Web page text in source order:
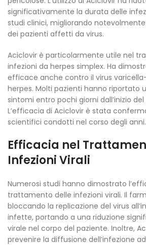
significativamente la durata delle
studi clinici, migliorando
dei pazienti affetti da virus.
Aciclovir è particolarmente utile nel
infezioni da herpes simplex. Ha
efficace anche contro il virus
herpes. Molti pazienti hanno riportato
sintomi entro pochi giorni dall’inizio
L’efficacia di Aciclovir è stata
scientifici condotti nel corso degli anni.
Efficacia nel
Infezioni Virali
Numerosi studi hanno dimostrato
trattamento delle infezioni virali. Il
bloccando la replicazione del virus
infette, portando a una riduzione
virale nel corpo del paziente. Inoltre,
prevenire la diffusione dell’infezione